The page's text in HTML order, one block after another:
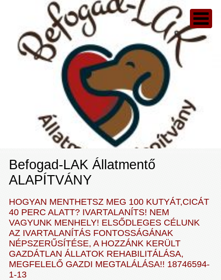
Befogad-LAK Állatmentő
ALAPÍTVÁNY
HOGYAN MENTHETSZ MEG 100 KUTYÁT,CICÁT
40 PERC ALATT? IVARTALANÍTS! NEM
VAGYUNK MENHELY! ELSŐDLEGES CÉLUNK
AZ IVARTALANÍTÁS FONTOSSÁGÁNAK
NÉPSZERŰSÍTÉSE, A HOZZÁNK KERÜLT
GAZDÁTLAN ÁLLATOK REHABILITÁLÁSA,
MEGFELELŐ GAZDI MEGTALÁLÁSA!! 18746594-
1-13